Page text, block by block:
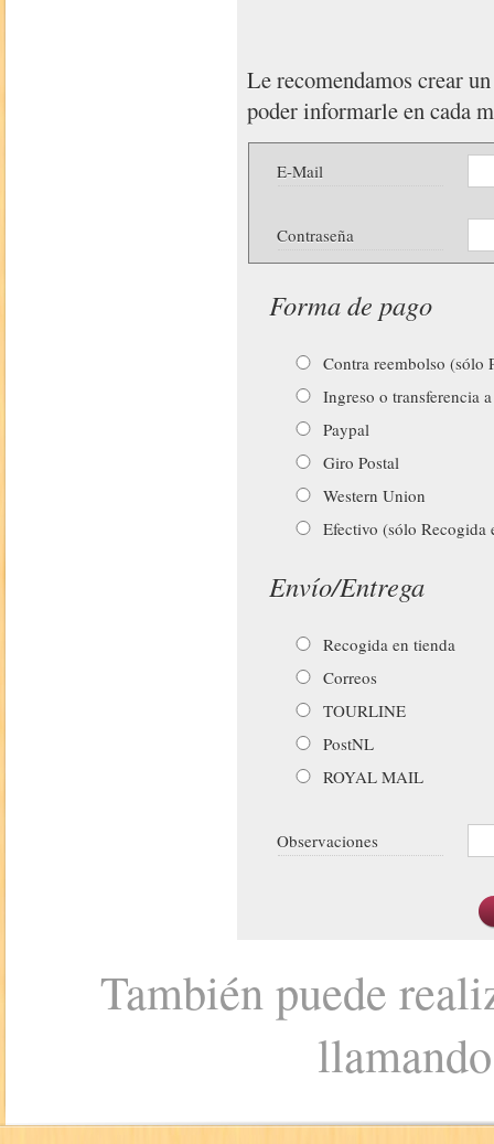
Le recomendamos crear
poder informarle en cada
E-Mail
Contraseña
Forma de pago
Contra reembolso (sólo
Ingreso o transferencia
Paypal
Giro Postal
Western Union
Efectivo (sólo Recogida
Envío/Entrega
Recogida en tienda
Correos
TOURLINE
PostNL
ROYAL MAIL
Observaciones
También puede